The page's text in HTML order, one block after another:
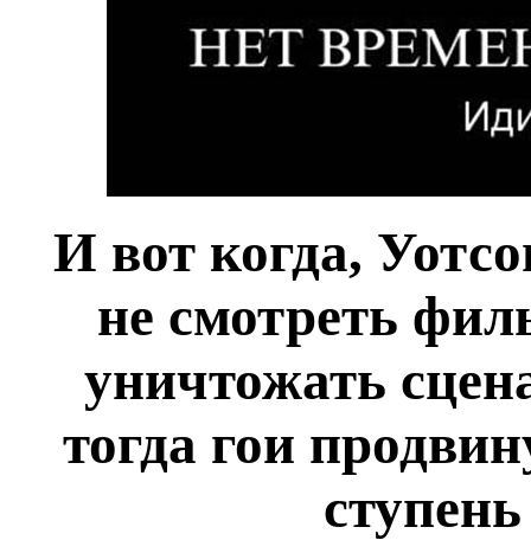
И вот когда,
не смотреть
уничтожать
тогда гои